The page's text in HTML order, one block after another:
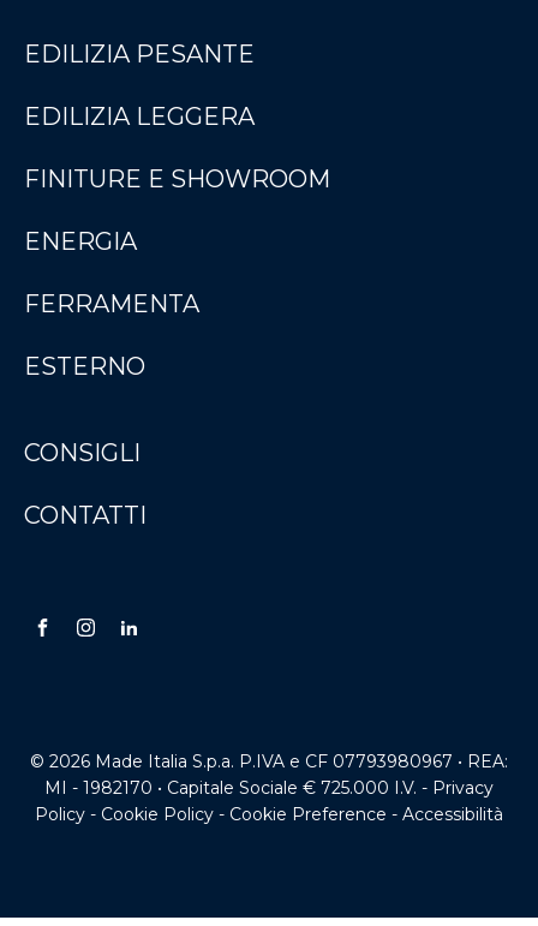
EDILIZIA PESANTE
EDILIZIA LEGGERA
FINITURE E SHOWROOM
ENERGIA
FERRAMENTA
ESTERNO
CONSIGLI
CONTATTI
© 2026 Made Italia S.p.a. P.IVA e CF 07793980967 • REA:
MI - 1982170 • Capitale Sociale € 725.000 I.V. - Privacy
Policy - Cookie Policy - Cookie Preference - Accessibilità